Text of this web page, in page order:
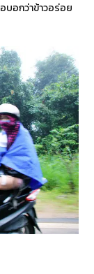
บอกว่าข้าวอร่อย